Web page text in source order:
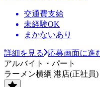
交通費支給
未経験OK
まかないあり
詳細を見る
応募画面に進
アルバイト・パート
ラーメン横綱 港店(正社員)